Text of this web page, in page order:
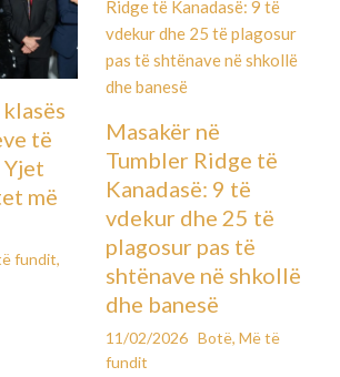
të
Yjet
më
fundit,
Masakër në
Tumbler Ridge të
Kanadasë: 9 të
vdekur dhe 25 të
plagosur pas të
shtënave në shkollë
dhe banesë
11/02/2026 Botë, Më të
fundit